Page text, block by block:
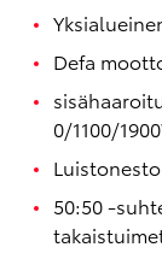
Defa
0/1100/
Luistonesto
50:50 -